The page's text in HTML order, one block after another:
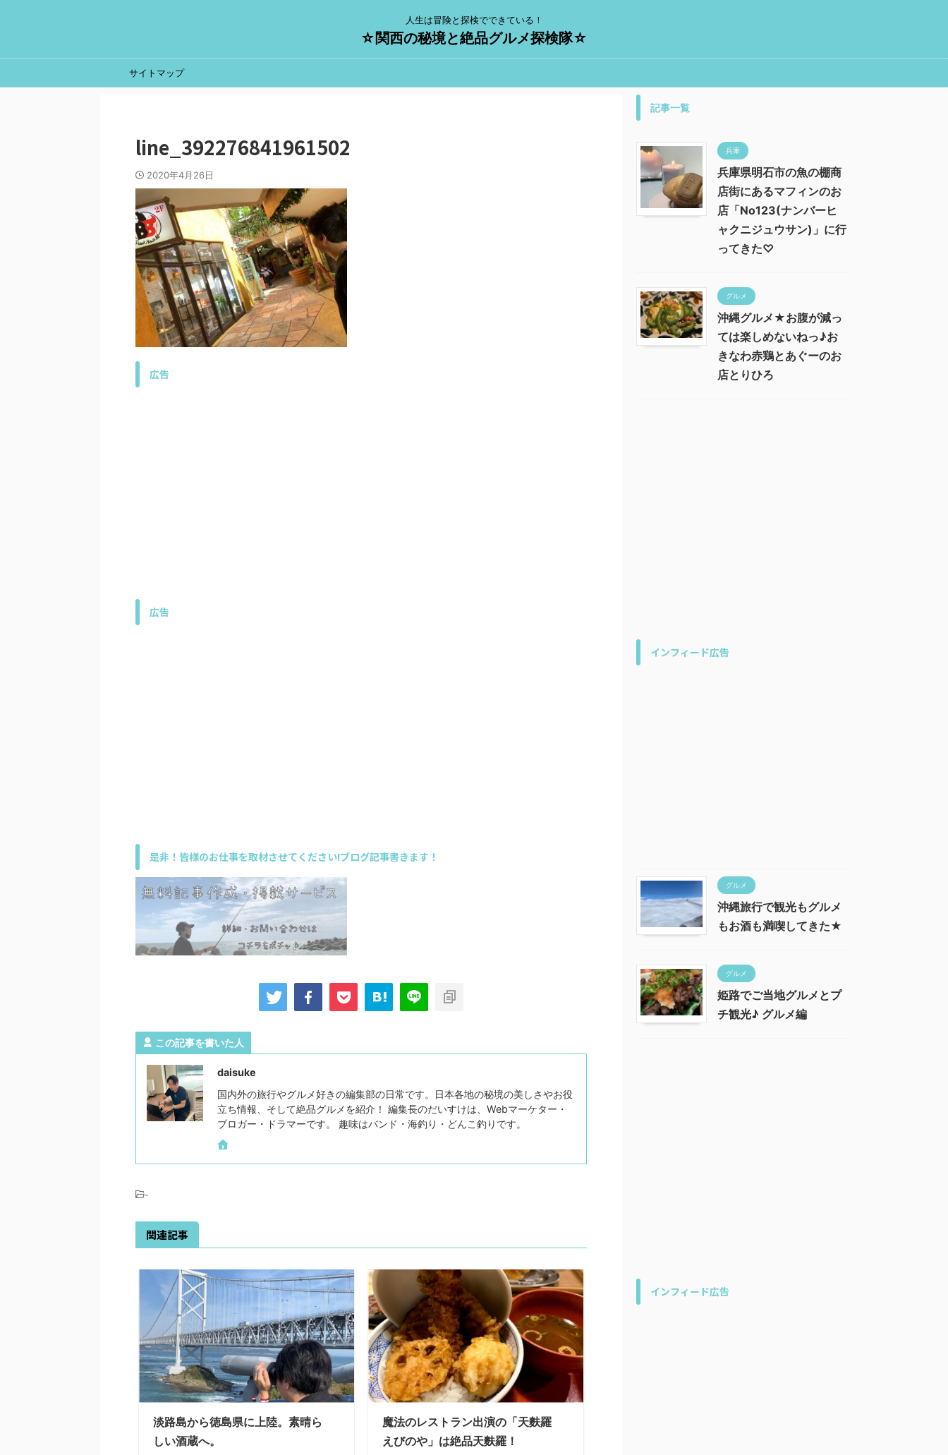
人生は冒険と探検でできている！
☆関西の秘境と絶品グルメ探検隊☆
サイトマップ
line_392276841961502
2020年4月26日
広告
広告
是非！皆様のお仕事を取材させてください!ブログ記事書きます！
この記事を書いた人
daisuke
国内外の旅行やグルメ好きの編集部の日常です。日本各地の秘境の美しさやお役
立ち情報、そして絶品グルメを紹介！ 編集長のだいすけは、Webマーケター・
ブロガー・ドラマーです。 趣味はバンド・海釣り・どんこ釣りです。
-
関連記事
淡路島から徳島県に上陸。素晴ら
しい酒蔵へ。
魔法のレストラン出演の「天麩羅
えびのや」は絶品天麩羅！
記事一覧
兵庫
兵庫県明石市の魚の棚商
店街にあるマフィンのお
店「No123(ナンバーヒ
ャクニジュウサン)」に行
ってきた♡
グルメ
沖縄グルメ★お腹が減っ
ては楽しめないねっ♪お
きなわ赤鶏とあぐーのお
店とりひろ
インフィード広告
グルメ
沖縄旅行で観光もグルメ
もお酒も満喫してきた★
グルメ
姫路でご当地グルメとプ
チ観光♪ グルメ編
インフィード広告